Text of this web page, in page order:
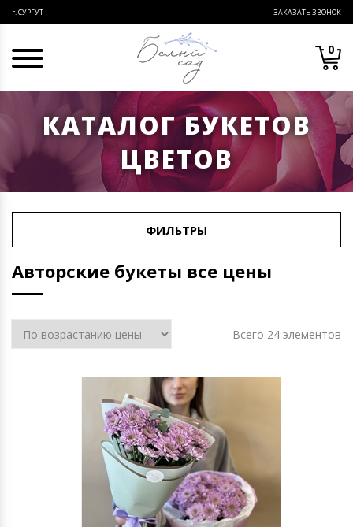
г. СУРГУТ ЗАКАЗАТЬ ЗВОНОК
0
КАТАЛОГ БУКЕТОВ
ЦВЕТОВ
ФИЛЬТРЫ
Авторские букеты все цены
Всего 24 элементов